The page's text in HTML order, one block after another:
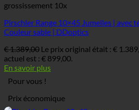
grossissement 10x
Pirschler Range 10×45 Jumelles | avec
Couleur sable | DDoptics
€1.389,00 Le prix original était : €
actuel est : € 899,00.
En savoir plus
Pour vous !
Prix économique